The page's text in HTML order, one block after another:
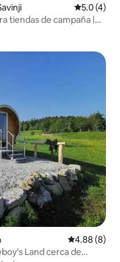
5.0 (4)
tiendas de campaña |
Calificación
4.88 (8)
Land cerca de